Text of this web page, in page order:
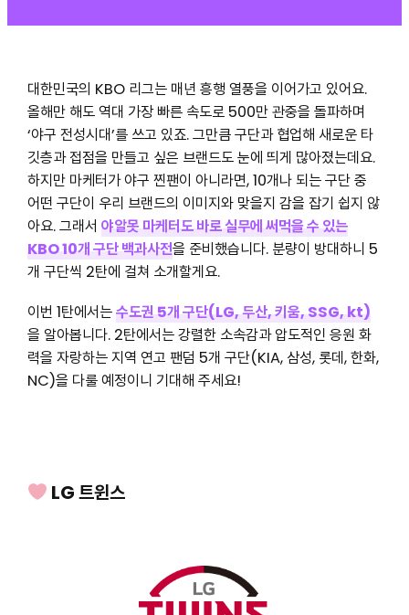
대한민국의 KBO 리그는 매년 흥행 열풍을 이어가고 있어요.
올해만 해도 역대 가장 빠른 속도로 500만 관중을 돌파하며
‘야구 전성시대’를 쓰고 있죠. 그만큼 구단과 협업해 새로운 타
깃층과 접점을 만들고 싶은 브랜드도 눈에 띄게 많아졌는데요.
하지만 마케터가 야구 찐팬이 아니라면,10개나 되는 구단 중
어떤 구단이 우리 브랜드의 이미지와 맞을지 감을 잡기 쉽지 않
아요. 그래서 야알못 마케터도 바로 실무에 써먹을 수 있는
KBO 10개 구단 백과사전을 준비했습니다. 분량이 방대하니 5
개 구단씩 2탄에 걸쳐 소개할게요.
이번 1탄에서는수도권 5개 구단(LG, 두산, 키움, SSG, kt)
을 알아봅니다. 2탄에서는 강렬한 소속감과 압도적인 응원 화
력을 자랑하는 지역 연고 팬덤 5개 구단(KIA, 삼성, 롯데, 한화,
NC)을 다룰 예정이니 기대해 주세요!
LG 트윈스